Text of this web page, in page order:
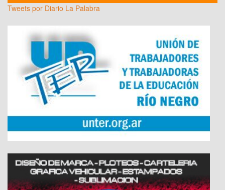
Tweets por Diario La Palabra